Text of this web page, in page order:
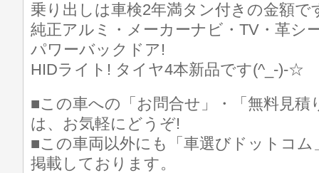
乗り出しは車検2年満タン付きの金額で
純正アルミ・メーカーナビ・TV・革シ
パワーバックドア!
HIDライト! タイヤ4本新品です(^_-)-☆
■この車への「お問合せ」・「無料見積
は、お気軽にどうぞ!
■この車両以外にも「車選びドットコ
掲載しております。